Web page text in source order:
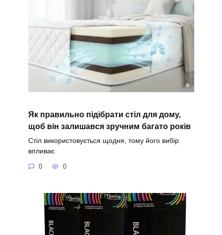
Як правильно підібрати стіл для дому,
щоб він залишався зручним багато років
Стіл використовується щодня, тому його вибір
впливає
0 0